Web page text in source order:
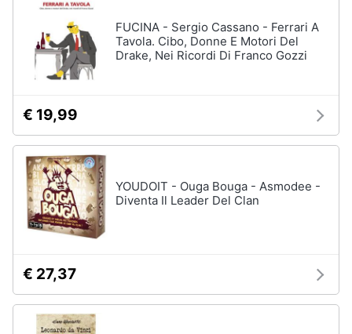
infanzia
Fotografia
Abbigliamento
Sport
Animali
Libri,
cd
Colonne
Sonore
Musica
Leggera
Musica
Jazz
Vedi
tutti
Personaggi
cristiano
ronaldo
FUCINA - Sergio Cassano - Ferrari A
Tavola. Cibo, Donne E Motori Del
Drake, Nei Ricordi Di Franco Gozzi
€ 19,99
YOUDOIT - Ouga Bouga - Asmodee -
Diventa Il Leader Del Clan
€ 27,37